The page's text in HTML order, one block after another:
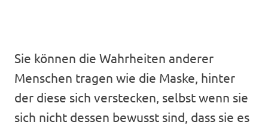
Sie können die Wahrheiten anderer
Menschen tragen wie die Maske, hinter
der diese sich verstecken, selbst wenn sie
sich nicht dessen bewusst sind, dass sie es